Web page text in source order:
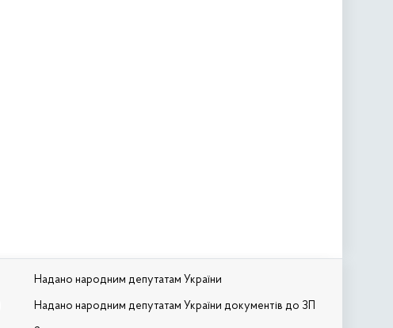
Надано народним депутатам України
Надано народним депутатам України документів до ЗП